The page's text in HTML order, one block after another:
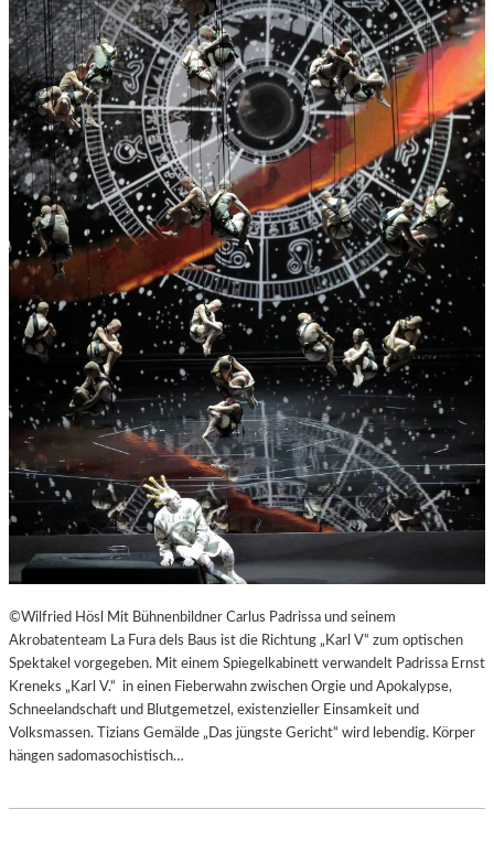
©Wilfried Hösl Mit Bühnenbildner Carlus Padrissa und seinem
Akrobatenteam La Fura dels Baus ist die Richtung „Karl V“ zum optischen
Spektakel vorgegeben. Mit einem Spiegelkabinett verwandelt Padrissa Ernst
Kreneks „Karl V.“ in einen Fieberwahn zwischen Orgie und Apokalypse,
Schneelandschaft und Blutgemetzel, existenzieller Einsamkeit und
Volksmassen. Tizians Gemälde „Das jüngste Gericht“ wird lebendig. Körper
hängen sadomasochistisch…